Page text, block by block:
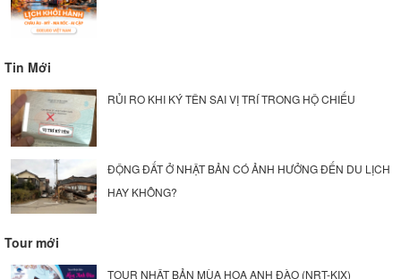
Tin Mới
RỦI RO KHI KÝ TÊN SAI VỊ TRÍ TRONG HỘ CHIẾU
ĐỘNG ĐẤT Ở NHẬT BẢN CÓ ẢNH HƯỞNG ĐẾN DU LỊCH
HAY KHÔNG?
Tour mới
TOUR NHẬT BẢN MÙA HOA ANH ĐÀO (NRT-KIX)